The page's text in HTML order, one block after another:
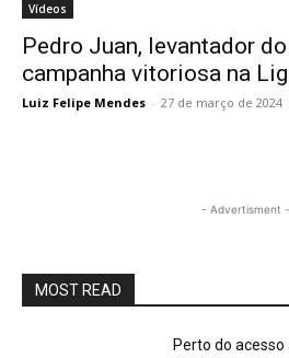
Vídeos
Pedro Juan, levantador
campanha vitoriosa na
Luiz Felipe Mendes - 27 de março de 2024
- Advertisment -
MOST READ
Perto do